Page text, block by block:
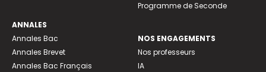
ANNALES
Annales Bac
Annales Brevet
Annales Bac Français
Programme de Seconde
NOS ENGAGEMENTS
Nos professeurs
IA